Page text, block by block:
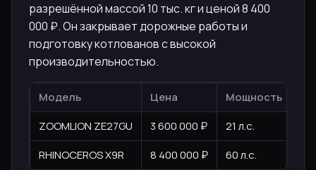
разрешённой массой 10 тыс. кг и ценой 8 400
000 ₽. Он закрывает дорожные работы и
подготовку котлованов с высокой
производительностью.
Модель Цена Мощность
ZOOMLION ZE27GU
3 600 000 ₽ 21 л.с.
RHINOCEROS X9R
8 400 000 ₽ 60 л.с.